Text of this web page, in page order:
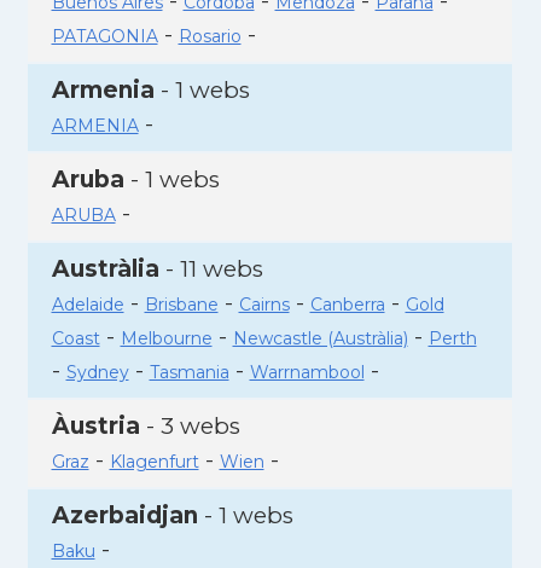
PATAGONIA- Rosario -
Armenia - 1 webs
ARMENIA-
Aruba - 1 webs
ARUBA-
Austràlia - 11 webs
Adelaide - Brisbane - Cairns- Canberra - Gold
Coast- Melbourne - Newcastle (Austràlia) - Perth
- Sydney- Tasmania - Warrnambool -
Àustria - 3 webs
Graz - Klagenfurt- Wien -
Azerbaidjan - 1 webs
Baku -